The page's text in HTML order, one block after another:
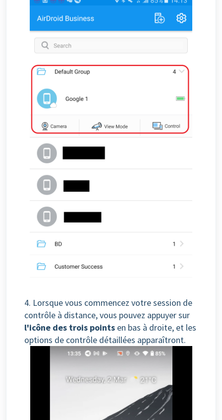
4. Lorsque vous commencez votre session de
contrôle à distance, vous pouvez appuyer sur
l'icône des trois points en bas à droite, et les
options de contrôle détaillées apparaîtront.